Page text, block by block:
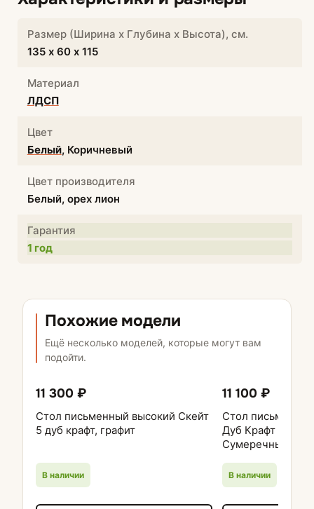
Размер (Ширина х Глубина х Высота), см.
135 х 60 х 115
Материал
ЛДСП
Цвет
Белый, Коричневый
Цвет производителя
Белый, орех лион
Гарантия
1 год
Похожие модели
Ещё несколько моделей, которые могут вам
подойти.
11 300 ₽
Стол письменный высокий Скейт
5 дуб крафт, графит
В наличии
11 100 ₽
Стол
Дуб Крафт
Сумеречный
В наличии